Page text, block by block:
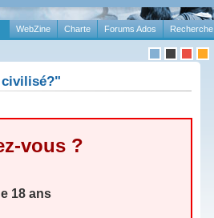
Recherche
Forums Ados
Charte
WebZine
civilisé?"
vous ?
18 ans